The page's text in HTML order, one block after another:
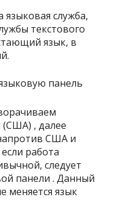
языковая служба,
текстового
язык, в
(США) , далее
США и
работа
следует
панели . Данный
меняется язык